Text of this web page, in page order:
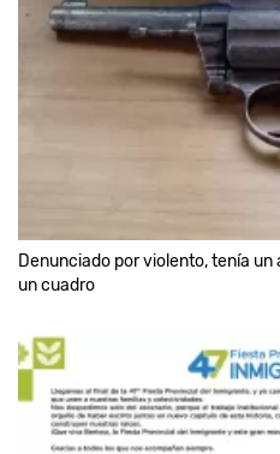
Denunciado por violento, tenía
un cuadro